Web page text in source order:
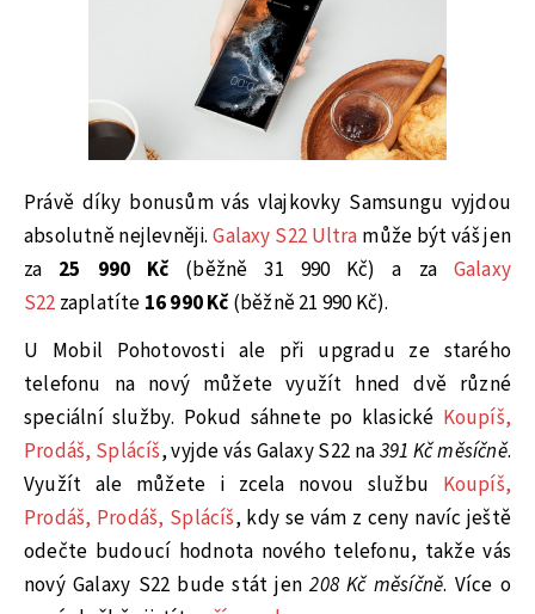
Právě díky bonusům vás vlajkovky Samsungu vyjdou
absolutně nejlevněji.Galaxy S22 Ultra může být váš jen
za 25 990 Kč (běžně 31 990 Kč) a za Galaxy
S22 zaplatíte 16 990 Kč (běžně 21 990 Kč).
U Mobil Pohotovosti ale při upgradu ze starého
telefonu na nový můžete využít hned dvě různé
speciální služby. Pokud sáhnete po klasické Koupíš,
Prodáš, Splácíš, vyjde vás Galaxy S22 na391 Kč měsíčně.
Využít ale můžete i zcela novou službu Koupíš,
Prodáš, Prodáš, Splácíš, kdy se vám z ceny navíc ještě
odečte budoucí hodnota nového telefonu, takže vás
nový Galaxy S22 bude stát jen208 Kč měsíčně. Více o